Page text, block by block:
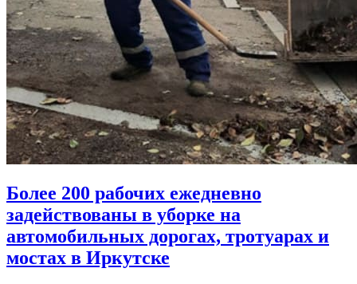
Более 200 рабочих ежедневно
задействованы в уборке на
автомобильных дорогах, тротуарах и
мостах в Иркутске